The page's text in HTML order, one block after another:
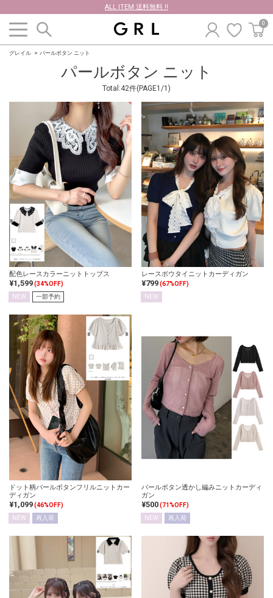
ALL ITEM 送料無料 !!
0
グレイル パールボタン ニット
パールボタン ニット
Total:42件(PAGE1/1)
配色レースカラーニットトップス
¥1,599(34%OFF)
NEW
一部予約
レースボウタイニットカーディガン
¥799(67%OFF)
NEW
ドット柄パールボタンフリルニットカー
ディガン
¥1,099(46%OFF)
NEW
再入荷
パールボタン透かし編みニットカーディ
ガン
¥500(71%OFF)
NEW
再入荷